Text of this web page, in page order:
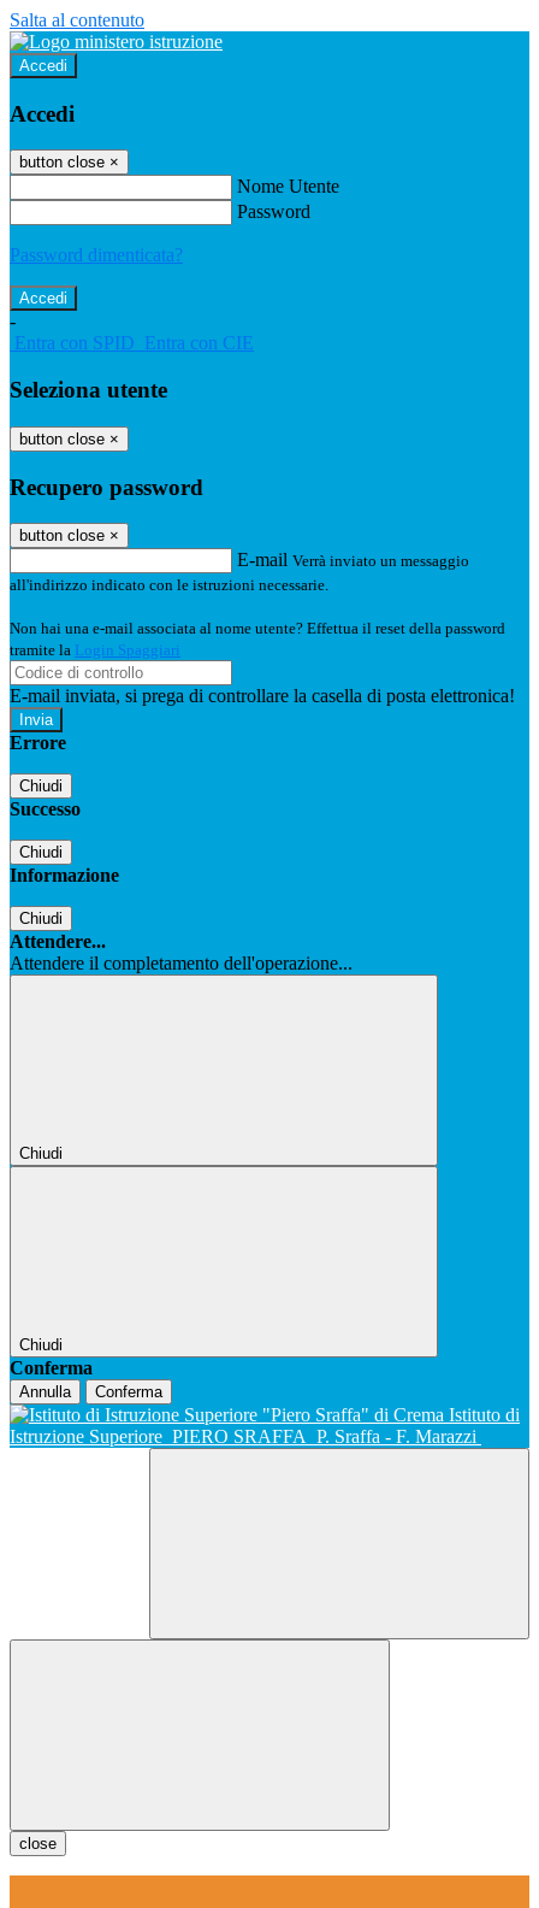
Salta al contenuto
Accedi
Accedi
button close ×
Nome Utente
Password
Password dimenticata?
-
Entra con SPID Entra con CIE
Seleziona utente
button close ×
Recupero password
button close ×
E-mail Verrà inviato un messaggio
all'indirizzo indicato con le istruzioni necessarie.
Non hai una e-mail associata al nome utente? Effettua il reset della password
tramite la Login Spaggiari
E-mail inviata, si prega di controllare la casella di posta elettronica!
Errore
Chiudi
Successo
Chiudi
Informazione
Chiudi
Attendere...
Attendere il completamento dell'operazione...
Chiudi
Chiudi
Conferma
Annulla Conferma
Istituto di
Istruzione Superiore PIERO SRAFFA P. Sraffa - F. Marazzi
close